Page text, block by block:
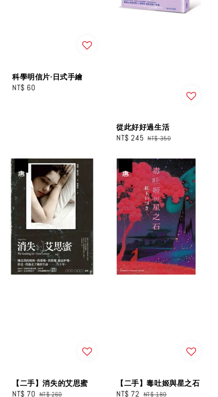
科學明信片-日式手繪
Regular
NT$ 60
從此好好過生活
Sale
NT$ 245 Regular
NT$ 350
【二手】消失的艾思蜜
Sale
NT$ 70 Regular
NT$ 260
【二手】毒吐姬與星之石
Sale
NT$ 72 Regular
NT$ 180